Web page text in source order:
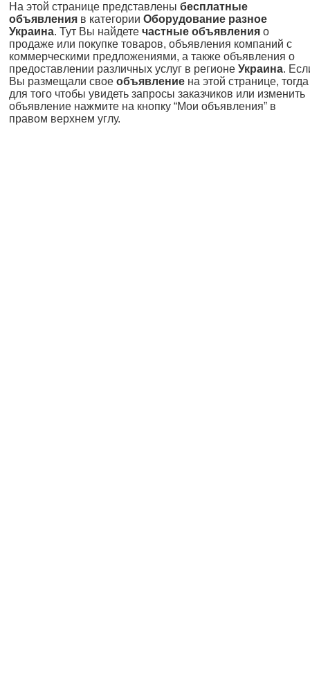
На этой странице представлены бесплатные
объявления в категории Оборудование разное
Украина. Тут Вы найдете частные объявления о
продаже или покупке товаров, объявления компаний с
коммерческими предложениями, а также объявления о
предоставлении различных услуг в регионе Украина.
Вы размещали свое объявление на этой странице, тогда
для того чтобы увидеть запросы заказчиков или изменить
объявление нажмите на кнопку “Мои объявления” в
правом верхнем углу.